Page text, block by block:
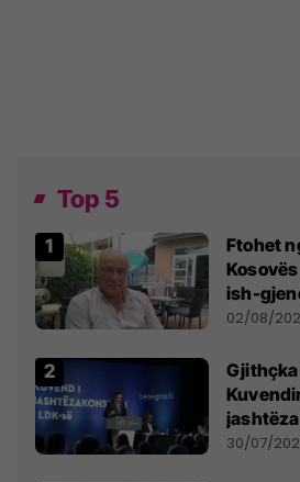
Top 5
Ftohet
ish-
dikush e
02/08/
së
30/07/